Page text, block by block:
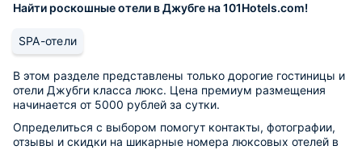
Найти роскошные отели в Джубге на 101Hotels.com!
SPA-отели
В этом разделе представлены только дорогие гостиницы и
отели Джубги класса люкс. Цена премиум размещения
начинается от 5000 рублей за сутки.
Определиться с выбором помогут контакты, фотографии,
отзывы и скидки на шикарные номера люксовых отелей в